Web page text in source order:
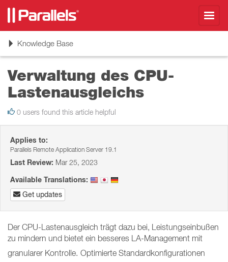
ToggleKnowledge Base
Verwaltung des CPU-
Lastenausgleichs
0 users found this article helpful
Applies to:
Parallels Remote Application Server 19.1
Last Review: Mar 25, 2023
Available Translations:
Get updates
Der CPU-Lastenausgleich trägt dazu bei, Leistungseinbußen
zu mindern und bietet ein besseres LA-Management mit
granularer Kontrolle. Optimierte Standardkonfigurationen